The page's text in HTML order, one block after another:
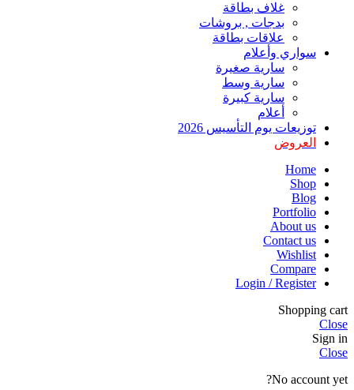
غلاف بطاقة
بدجات , بروشات
علاقات بطاقة
سواري وأعلام
سارية صغيرة
سارية وسط
سارية كبيرة
أعلام
توزيعات يوم التأسيس 2026
العروض
Home
Shop
Blog
Portfolio
About us
Contact us
Wishlist
Compare
Login / Register
Shopping cart
Close
Sign in
Close
No account yet?